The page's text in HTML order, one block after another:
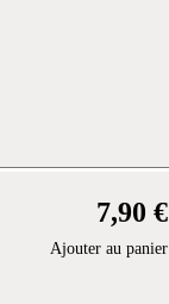
7,90 €
Ajouter au panier